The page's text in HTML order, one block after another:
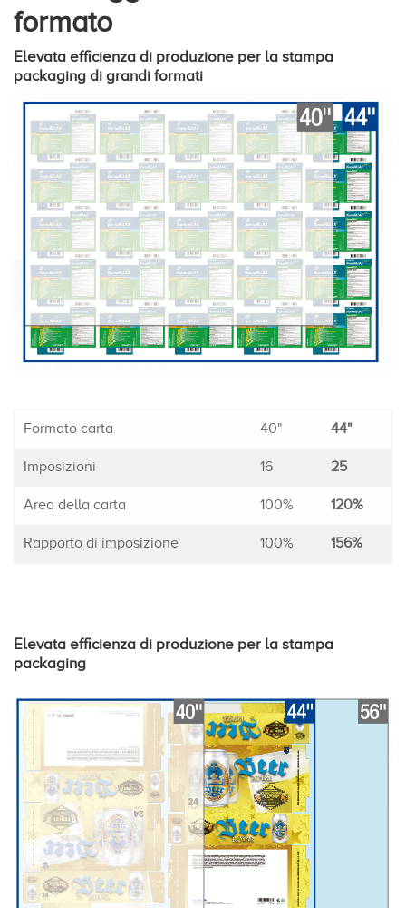
formato
Elevata efficienza di produzione per la stampa
packaging di grandi formati
Formato carta 40" 44"
Imposizioni 16 25
Area della carta 100% 120%
Rapporto di imposizione 100% 156%
Elevata efficienza di produzione per la stampa
packaging